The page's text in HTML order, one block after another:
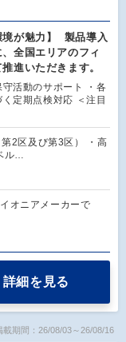
境が魅力】 製品導入
全国エリアのフィ
進いただきます。
活動のサポート ・各
定期点検対応 ＜注目
2区及び第3区） ・高
ル…
オニアメーカーで
詳細を見る
載期間：26/08/03～26/08/16